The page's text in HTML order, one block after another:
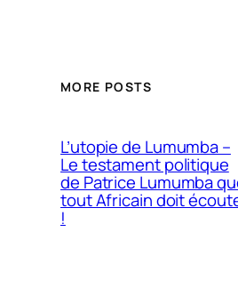
MORE POSTS
L’utopie de Lumumba –
Le testament politique
de Patrice Lumumba
tout Africain doit
!